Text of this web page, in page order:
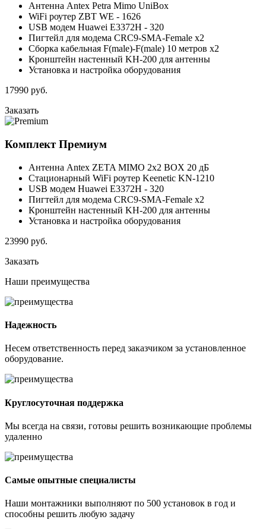
Антенна Antex Petra Mimo UniBox
WiFi роутер ZBT WE - 1626
USB модем Huawei E3372H - 320
Пигтейл для модема CRC9-SMA-Female x2
Сборка кабельная F(male)-F(male) 10 метров x2
Кронштейн настенный KH-200 для антенны
Установка и настройка оборудования
17990 руб.
Заказать
КомплектПремиум
Антенна Antex ZETA MIMO 2x2 BOX 20 дБ
Стационарный WiFi роутер Keenetic KN-1210
USB модем Huawei E3372H - 320
Пигтейл для модема CRC9-SMA-Female x2
Кронштейн настенный KH-200 для антенны
Установка и настройка оборудования
23990 руб.
Заказать
Наши преимущества
Надежность
Несем ответственность перед заказчиком за установленное
оборудование.
Круглосуточная поддержка
Мы всегда на связи, готовы решить возникающие проблемы
удаленно
Самые опытные специалисты
Наши монтажники выполняют по 500 установок в год и
способны решить любую задачу